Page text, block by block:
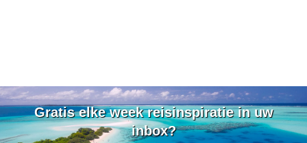
Gratis elke week reisinspiratie in uw
inbox?